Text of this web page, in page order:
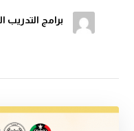
برامج التدريب